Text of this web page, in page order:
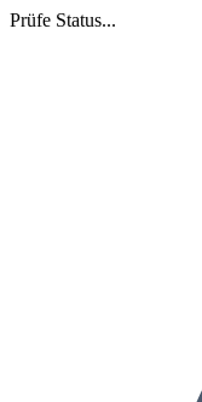
Prüfe Status...